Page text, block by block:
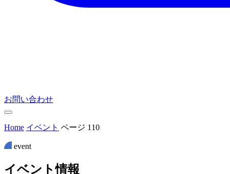
お問い合わせ
Home イベント ページ 110
event
イベン ト情報